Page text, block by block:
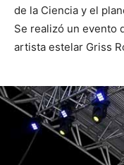
de la Ciencia y el
Se realizó un evento
artista estelar Griss